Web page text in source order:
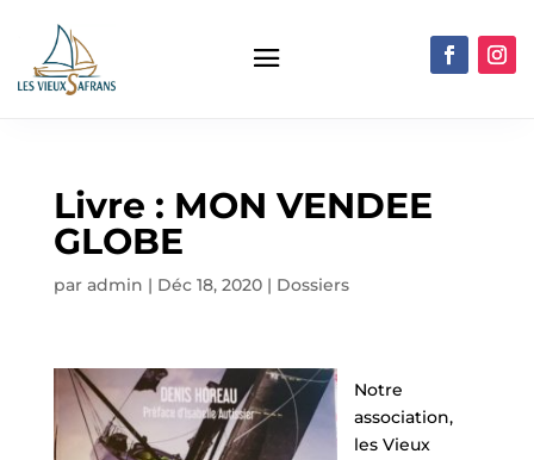
Livre : MON VENDEE
GLOBE
par admin | Déc 18, 2020| Dossiers
Notre
association,
les Vieux